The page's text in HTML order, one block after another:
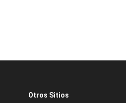
Otros Sitios